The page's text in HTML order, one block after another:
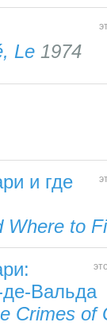
Le 1974
и где
Where to
де-Вальда
Crimes of